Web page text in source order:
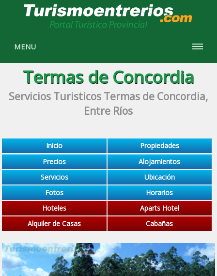
MENU
Termas de Concordia
Servicios Turisticos Termas de Concordia,
Entre Ríos
Inicio
Propiedades
Precios
Alojamientos
Servicios
Ubicación
Fotos
Horarios
Hoteles
Aparts Hotel
Alquiler de Casas
Cabañas